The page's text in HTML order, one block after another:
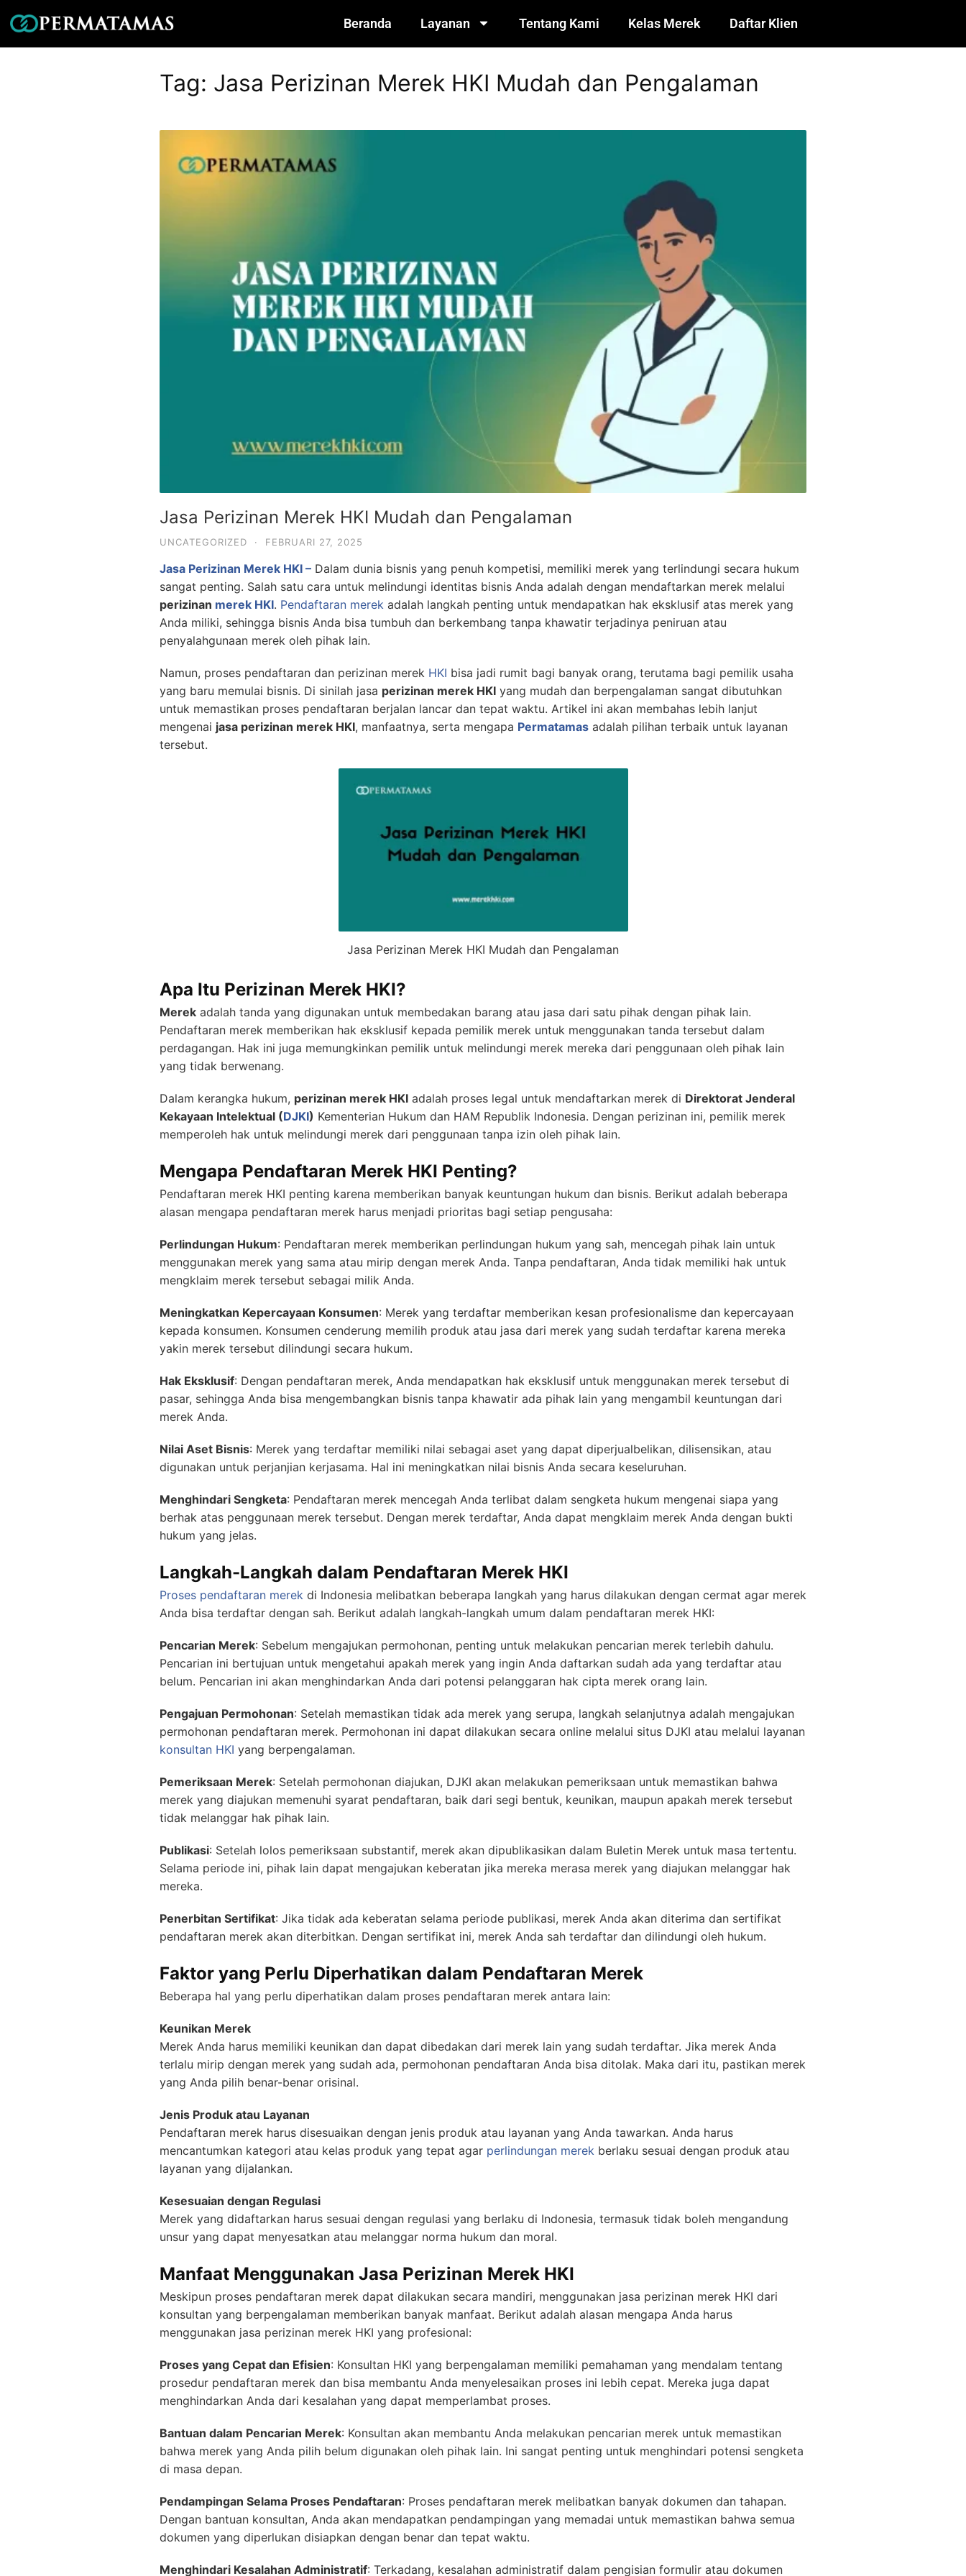
Beranda Layanan Tentang Kami Kelas Merek Daftar Klien
Tag: Jasa Perizinan Merek HKI Mudah dan Pengalaman
Jasa Perizinan Merek HKI Mudah dan Pengalaman
UNCATEGORIZED · FEBRUARI 27, 2025
Jasa Perizinan Merek HKI – Dalam dunia bisnis yang penuh kompetisi, memiliki merek yang terlindungi secara hukum
sangat penting. Salah satu cara untuk melindungi identitas bisnis Anda adalah dengan mendaftarkan merek melalui
perizinan merek HKI. Pendaftaran merek adalah langkah penting untuk mendapatkan hak eksklusif atas merek yang
Anda miliki, sehingga bisnis Anda bisa tumbuh dan berkembang tanpa khawatir terjadinya peniruan atau
penyalahgunaan merek oleh pihak lain.
Namun, proses pendaftaran dan perizinan merek HKI bisa jadi rumit bagi banyak orang, terutama bagi pemilik usaha
yang baru memulai bisnis. Di sinilah jasa perizinan merek HKI yang mudah dan berpengalaman sangat dibutuhkan
untuk memastikan proses pendaftaran berjalan lancar dan tepat waktu. Artikel ini akan membahas lebih lanjut
mengenai jasa perizinan merek HKI, manfaatnya, serta mengapa Permatamas adalah pilihan terbaik untuk layanan
tersebut.
Jasa Perizinan Merek HKI Mudah dan Pengalaman
Apa Itu Perizinan Merek HKI?
Merek adalah tanda yang digunakan untuk membedakan barang atau jasa dari satu pihak dengan pihak lain.
Pendaftaran merek memberikan hak eksklusif kepada pemilik merek untuk menggunakan tanda tersebut dalam
perdagangan. Hak ini juga memungkinkan pemilik untuk melindungi merek mereka dari penggunaan oleh pihak lain
yang tidak berwenang.
Dalam kerangka hukum, perizinan merek HKI adalah proses legal untuk mendaftarkan merek di Direktorat Jenderal
Kekayaan Intelektual (DJKI) Kementerian Hukum dan HAM Republik Indonesia. Dengan perizinan ini, pemilik merek
memperoleh hak untuk melindungi merek dari penggunaan tanpa izin oleh pihak lain.
Mengapa Pendaftaran Merek HKI Penting?
Pendaftaran merek HKI penting karena memberikan banyak keuntungan hukum dan bisnis. Berikut adalah beberapa
alasan mengapa pendaftaran merek harus menjadi prioritas bagi setiap pengusaha:
Perlindungan Hukum: Pendaftaran merek memberikan perlindungan hukum yang sah, mencegah pihak lain untuk
menggunakan merek yang sama atau mirip dengan merek Anda. Tanpa pendaftaran, Anda tidak memiliki hak untuk
mengklaim merek tersebut sebagai milik Anda.
Meningkatkan Kepercayaan Konsumen: Merek yang terdaftar memberikan kesan profesionalisme dan kepercayaan
kepada konsumen. Konsumen cenderung memilih produk atau jasa dari merek yang sudah terdaftar karena mereka
yakin merek tersebut dilindungi secara hukum.
Hak Eksklusif: Dengan pendaftaran merek, Anda mendapatkan hak eksklusif untuk menggunakan merek tersebut di
pasar, sehingga Anda bisa mengembangkan bisnis tanpa khawatir ada pihak lain yang mengambil keuntungan dari
merek Anda.
Nilai Aset Bisnis: Merek yang terdaftar memiliki nilai sebagai aset yang dapat diperjualbelikan, dilisensikan, atau
digunakan untuk perjanjian kerjasama. Hal ini meningkatkan nilai bisnis Anda secara keseluruhan.
Menghindari Sengketa: Pendaftaran merek mencegah Anda terlibat dalam sengketa hukum mengenai siapa yang
berhak atas penggunaan merek tersebut. Dengan merek terdaftar, Anda dapat mengklaim merek Anda dengan bukti
hukum yang jelas.
Langkah-Langkah dalam Pendaftaran Merek HKI
Proses pendaftaran merek di Indonesia melibatkan beberapa langkah yang harus dilakukan dengan cermat agar merek
Anda bisa terdaftar dengan sah. Berikut adalah langkah-langkah umum dalam pendaftaran merek HKI:
Pencarian Merek: Sebelum mengajukan permohonan, penting untuk melakukan pencarian merek terlebih dahulu.
Pencarian ini bertujuan untuk mengetahui apakah merek yang ingin Anda daftarkan sudah ada yang terdaftar atau
belum. Pencarian ini akan menghindarkan Anda dari potensi pelanggaran hak cipta merek orang lain.
Pengajuan Permohonan: Setelah memastikan tidak ada merek yang serupa, langkah selanjutnya adalah mengajukan
permohonan pendaftaran merek. Permohonan ini dapat dilakukan secara online melalui situs DJKI atau melalui layanan
konsultan HKI yang berpengalaman.
Pemeriksaan Merek: Setelah permohonan diajukan, DJKI akan melakukan pemeriksaan untuk memastikan bahwa
merek yang diajukan memenuhi syarat pendaftaran, baik dari segi bentuk, keunikan, maupun apakah merek tersebut
tidak melanggar hak pihak lain.
Publikasi: Setelah lolos pemeriksaan substantif, merek akan dipublikasikan dalam Buletin Merek untuk masa tertentu.
Selama periode ini, pihak lain dapat mengajukan keberatan jika mereka merasa merek yang diajukan melanggar hak
mereka.
Penerbitan Sertifikat: Jika tidak ada keberatan selama periode publikasi, merek Anda akan diterima dan sertifikat
pendaftaran merek akan diterbitkan. Dengan sertifikat ini, merek Anda sah terdaftar dan dilindungi oleh hukum.
Faktor yang Perlu Diperhatikan dalam Pendaftaran Merek
Beberapa hal yang perlu diperhatikan dalam proses pendaftaran merek antara lain:
Keunikan Merek
Merek Anda harus memiliki keunikan dan dapat dibedakan dari merek lain yang sudah terdaftar. Jika merek Anda
terlalu mirip dengan merek yang sudah ada, permohonan pendaftaran Anda bisa ditolak. Maka dari itu, pastikan merek
yang Anda pilih benar-benar orisinal.
Jenis Produk atau Layanan
Pendaftaran merek harus disesuaikan dengan jenis produk atau layanan yang Anda tawarkan. Anda harus
mencantumkan kategori atau kelas produk yang tepat agar perlindungan merek berlaku sesuai dengan produk atau
layanan yang dijalankan.
Kesesuaian dengan Regulasi
Merek yang didaftarkan harus sesuai dengan regulasi yang berlaku di Indonesia, termasuk tidak boleh mengandung
unsur yang dapat menyesatkan atau melanggar norma hukum dan moral.
Manfaat Menggunakan Jasa Perizinan Merek HKI
Meskipun proses pendaftaran merek dapat dilakukan secara mandiri, menggunakan jasa perizinan merek HKI dari
konsultan yang berpengalaman memberikan banyak manfaat. Berikut adalah alasan mengapa Anda harus
menggunakan jasa perizinan merek HKI yang profesional:
Proses yang Cepat dan Efisien: Konsultan HKI yang berpengalaman memiliki pemahaman yang mendalam tentang
prosedur pendaftaran merek dan bisa membantu Anda menyelesaikan proses ini lebih cepat. Mereka juga dapat
menghindarkan Anda dari kesalahan yang dapat memperlambat proses.
Bantuan dalam Pencarian Merek: Konsultan akan membantu Anda melakukan pencarian merek untuk memastikan
bahwa merek yang Anda pilih belum digunakan oleh pihak lain. Ini sangat penting untuk menghindari potensi sengketa
di masa depan.
Pendampingan Selama Proses Pendaftaran: Proses pendaftaran merek melibatkan banyak dokumen dan tahapan.
Dengan bantuan konsultan, Anda akan mendapatkan pendampingan yang memadai untuk memastikan bahwa semua
dokumen yang diperlukan disiapkan dengan benar dan tepat waktu.
Menghindari Kesalahan Administratif: Terkadang, kesalahan administratif dalam pengisian formulir atau dokumen